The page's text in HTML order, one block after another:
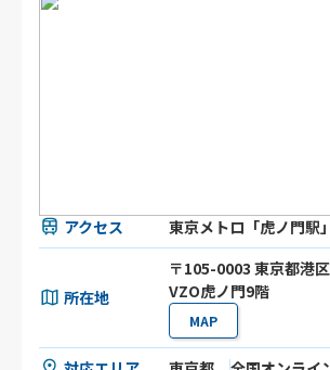
アクセス 東京メトロ「虎ノ門駅
所在地
〒105-0003 東京都港
VZO虎ノ門9階
MAP